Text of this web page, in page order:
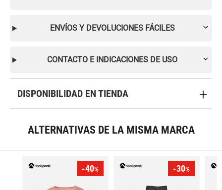
ENVÍOS Y DEVOLUCIONES FÁCILES
CONTACTO E INDICACIONES DE USO
DISPONIBILIDAD EN TIENDA
ALTERNATIVAS DE LA MISMA MARCA
-40% -30%